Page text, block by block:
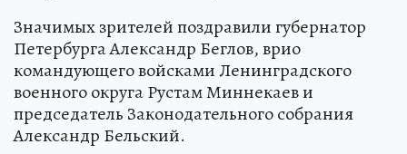
Значимых зрителей поздравили губернатор
Петербурга Александр Беглов, врио
командующего войсками Ленинградского
военного округа Рустам Миннекаев и
председатель Законодательного собрания
Александр Бельский.